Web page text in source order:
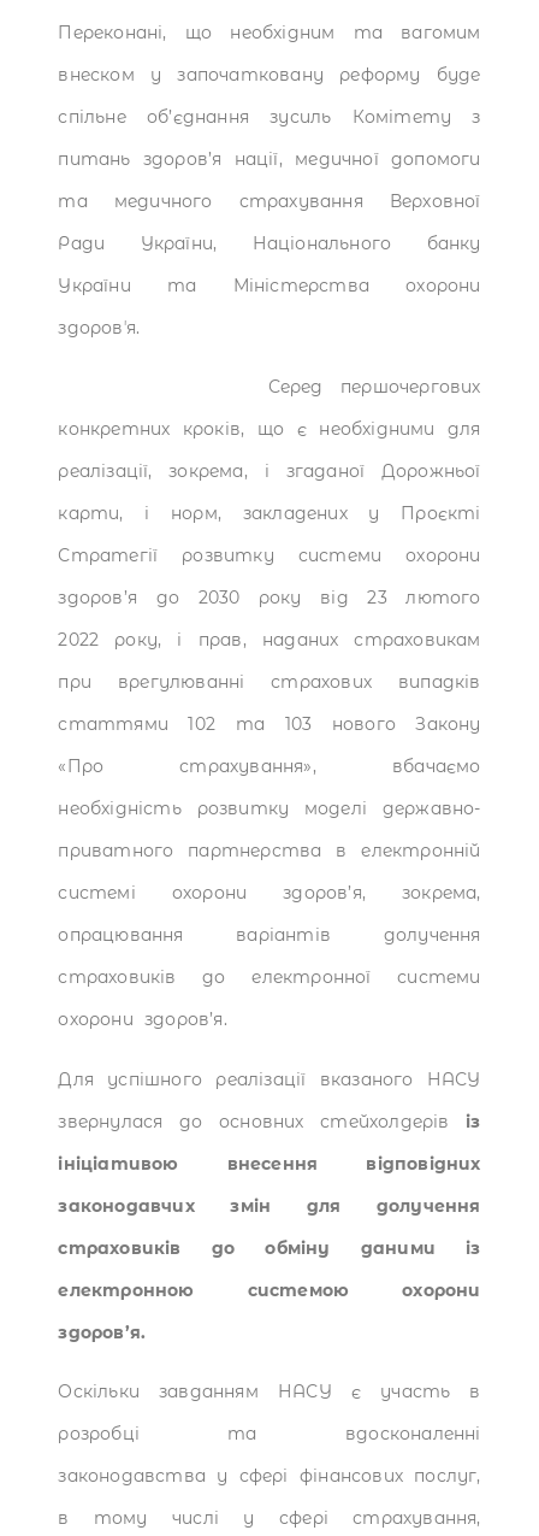
Переконані, що необхідним та вагомим
внеском у започатковану реформу буде
спільне об’єднання зусиль Комітету з
питань здоров’я нації, медичної допомоги
та медичного страхування Верховної
Ради України, Національного банку
України та Міністерства охорони
здоровʼя.
Серед першочергових
конкретних кроків, що є необхідними для
реалізації, зокрема, і згаданої Дорожньої
карти, і норм, закладених у Проєкті
Стратегії розвитку системи охорони
здоров’я до 2030 року від 23 лютого
2022 року, і прав, наданих страховикам
при врегулюванні страхових випадків
статтями 102 та 103 нового Закону
«Про страхування», вбачаємо
необхідність розвитку моделі державно-
приватного партнерства в електронній
системі охорони здоров’я, зокрема,
опрацювання варіантів долучення
страховиків до електронної системи
охорони здоров’я.
Для успішного реалізації вказаного НАСУ
звернулася до основних стейхолдерів із
ініціативою внесення відповідних
законодавчих змін для долучення
страховиків до обміну даними із
електронною системою охорони
здоров’я.
Оскільки завданням НАСУ є участь в
розробці та вдосконаленні
законодавства у сфері фінансових послуг,
в тому числі у сфері страхування,